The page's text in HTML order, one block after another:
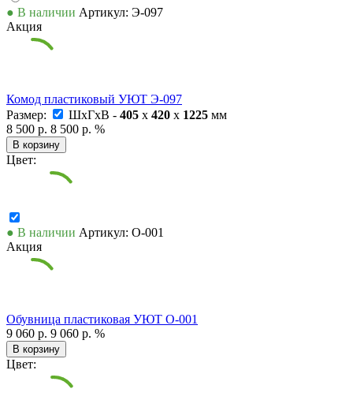
● В наличии Артикул: Э-097
Акция
Комод пластиковый УЮТ Э-097
Размер:
ШxГxВ - 405 x 420 x 1225 мм
8 500 р. 8 500 р. %
В корзину
Цвет:
● В наличии Артикул: О-001
Акция
Обувница пластиковая УЮТ О-001
9 060 р. 9 060 р. %
В корзину
Цвет: